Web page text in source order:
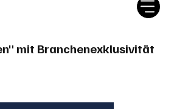
mit Branchenexklusivität